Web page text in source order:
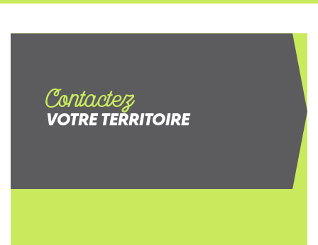
Contactez
VOTRE TERRITOIRE